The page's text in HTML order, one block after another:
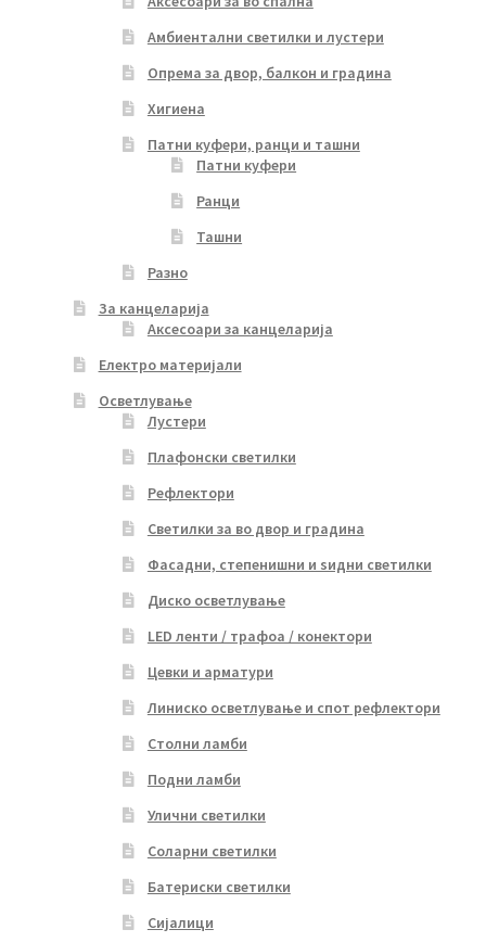
Амбиентални светилки и лустери
Опрема за двор, балкон и градина
Хигиена
Патни куфери, ранци и ташни
Патни куфери
Ранци
Ташни
Разно
За канцеларија
Аксесоари за канцеларија
Електро материјали
Осветлување
Лустери
Плафонски светилки
Рефлектори
Светилки за во двор и градина
Фасадни, степенишни и ѕидни светилки
Диско осветлување
LED ленти / трафоа / конектори
Цевки и арматури
Линиско осветлување и спот рефлектори
Столни ламби
Подни ламби
Улични светилки
Соларни светилки
Батериски светилки
Сијалици